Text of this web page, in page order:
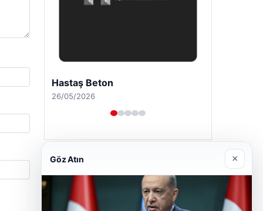
Enes Kaplan Avukatlık Bürosu
28/04/2026
Göz Atın ×